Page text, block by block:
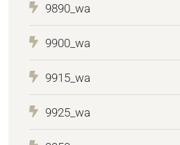
9890_wa
9900_wa
9915_wa
9925_wa